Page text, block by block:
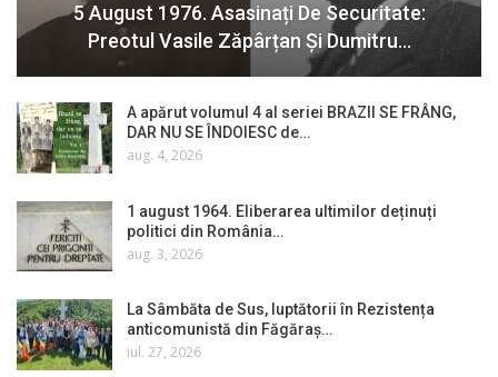
5 August 1976. Asasinați De Securitate:
Preotul Vasile Zăpârțan Și Dumitru…
A apărut volumul 4 al seriei BRAZII SE FRÂNG,
DAR NU SE ÎNDOIESC de…
aug. 4, 2026
1 august 1964. Eliberarea ultimilor deținuți
politici din România…
aug. 3, 2026
La Sâmbăta de Sus, luptătorii în Rezistența
anticomunistă din Făgăraș…
iul. 27, 2026